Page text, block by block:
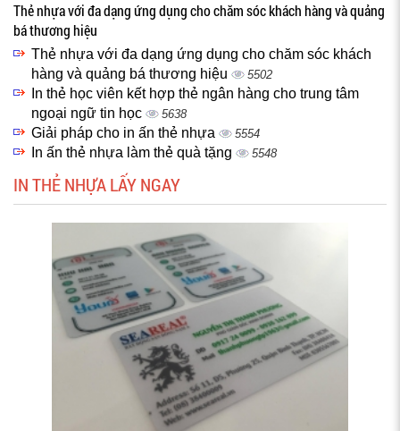
Thẻ nhựa với đa dạng ứng dụng cho chăm sóc khách hàng và quảng
bá thương hiệu
Thẻ nhựa với đa dạng ứng dụng cho chăm sóc khách
hàng và quảng bá thương hiệu
5502
In thẻ học viên kết hợp thẻ ngân hàng cho trung tâm
ngoại ngữ tin học
5638
Giải pháp cho in ấn thẻ nhựa 5554
In ấn thẻ nhựa làm thẻ quà tặng 5548
IN THẺ NHỰA LẤY NGAY